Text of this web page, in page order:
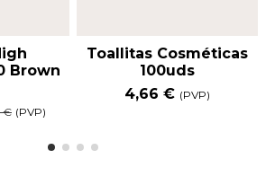
Brown
€ (PVP)
Toallitas Cosméticas
100uds
4,66 € (PVP)